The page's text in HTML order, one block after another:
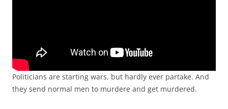
Politicians are starting wars, but hardly ever partake. And
they send normal men to murdere and get murdered.